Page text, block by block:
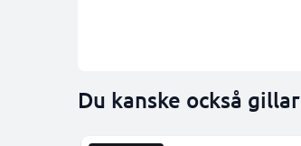
Du kanske också gillar